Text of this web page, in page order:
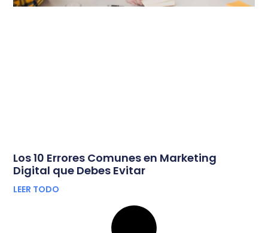
Los 10 Errores Comunes en Marketing
Digital que Debes Evitar
LEER TODO